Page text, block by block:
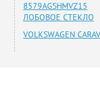
8579AGSHMVZ15
ЛОБОВОЕ СТЕКЛО
VOLKSWAGEN